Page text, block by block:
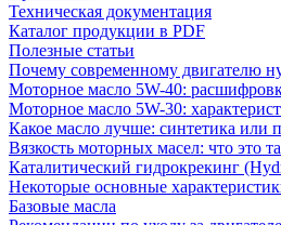
Техническая документация
Каталог продукции в PDF
Полезные статьи
Почему современному двигателю
Моторное масло 5W-40:
Моторное масло 5W-30:
Какое масло лучше: синтетика или
Вязкость моторных масел: что это
Каталитический гидрокрекинг
Некоторые основные
Базовые масла